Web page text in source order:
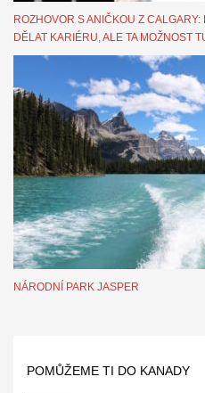
ROZHOVOR S ANIČKOU Z
DĚLAT KARIÉRU, ALE TA MOŽNOST
NÁRODNÍ PARK JASPER
POMŮŽEME TI DO KANADY